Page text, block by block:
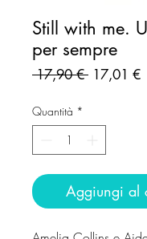
Still with me.
per sempre
17,90 € Prezzo
17,01 €
Quantità *
Aggiungi al